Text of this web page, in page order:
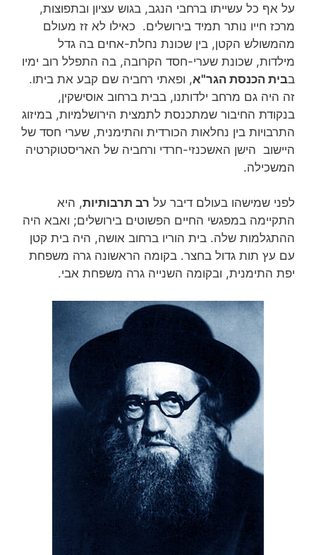
על אף כל עשייתו ברחבי הנגב, בגוש עציון ובתפוצות,
מרכז חייו נותר תמיד בירושלים. כאילו לא זז מעולם
מהמשולש הקטן, בין שכונת נחלת-אחים בה גדל
מילדות, שכונת שערי-חסד הקרובה, בה התפלל רוב ימיו
בבית הכנסת הגר"א, ופאתי רחביה שם קבע את ביתו.
זה היה גם מרחב ילדותנו, בבית ברחוב אוסישקין,
בנקודת החיבור שמתכנסת לתמצית הירושלמיות, במיזוג
התרבויות בין נחלאות הכורדית והתימנית, שערי חסד של
היישוב הישן האשכנזי-חרדי ורחביה של האריסטוקרטיה
המשכילה.
לפני שמישהו בעולם דיבר על רב תרבותיות, היא
התקיימה במפגשי החיים הפשוטים בירושלים; ואבא היה
ההתגלמות שלה. בית הוריו ברחוב אושה, היה בית קטן
עם עץ תות גדול בחצר. בקומה הראשונה גרה משפחת
יפת התימנית, ובקומה השנייה גרה משפחת אבי.